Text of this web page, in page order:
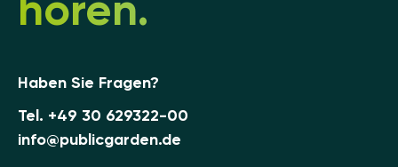
Haben Sie Fragen?
Tel. +49 30 629322-00
info@publicgarden.de